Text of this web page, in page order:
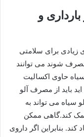
و
زیادی برای سلامتی
مصرف شوند می توانند
حاوی اکسالیت
باید از مصرف آلو
سیاه می تواند به
کند.گاهی ممکن
بنابراین اگر داروی